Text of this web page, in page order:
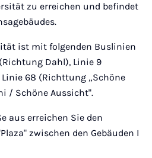
zu erreichen und befindet
ist mit folgenden Buslinien
Dahl), Linie 9
68 (Richttung „Schöne
/ Schöne Aussicht".
aus erreichen Sie den
zwischen den Gebäuden I